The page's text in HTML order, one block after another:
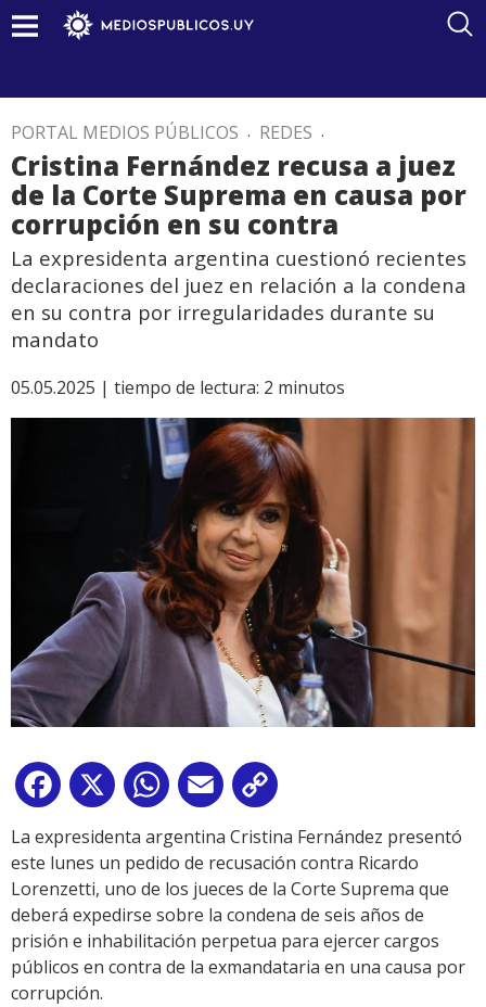
PORTAL MEDIOS PÚBLICOS . REDES .
Cristina Fernández recusa a juez
de la Corte Suprema en causa por
corrupción en su contra
La expresidenta argentina cuestionó recientes
declaraciones del juez en relación a la condena
en su contra por irregularidades durante su
mandato
05.05.2025 | tiempo de lectura: 2 minutos
Facebook
X WhatsApp
Email
Link
La expresidenta argentina Cristina Fernández presentó
este lunes un pedido de recusación contra Ricardo
Lorenzetti, uno de los jueces de la Corte Suprema que
deberá expedirse sobre la condena de seis años de
prisión e inhabilitación perpetua para ejercer cargos
públicos en contra de la exmandataria en una causa por
corrupción.